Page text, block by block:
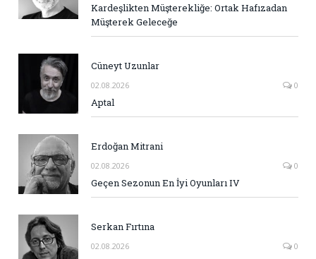
Kardeşlikten Müşterekliğe: Ortak Hafızadan
Müşterek Geleceğe
Cüneyt Uzunlar
02.08.2026 0
Aptal
Erdoğan Mitrani
02.08.2026 0
Geçen Sezonun En İyi Oyunları IV
Serkan Fırtına
02.08.2026 0